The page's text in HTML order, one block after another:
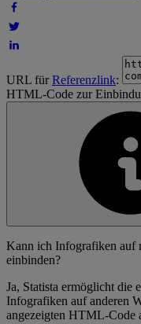
URL fürReferenzlink:
HTML-Code zur
Kann ich Infografiken auf
einbinden?
Ja, Statista ermöglicht die
Infografiken auf anderen
angezeigten HTML-Code